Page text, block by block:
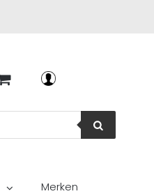
Merken